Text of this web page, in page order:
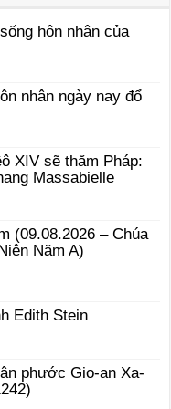
hôn nhân của
nhân ngày nay đổ
XIV sẽ thăm Pháp:
Massabielle
(09.08.2026 – Chúa
Năm A)
Edith Stein
phước Gio-an Xa-